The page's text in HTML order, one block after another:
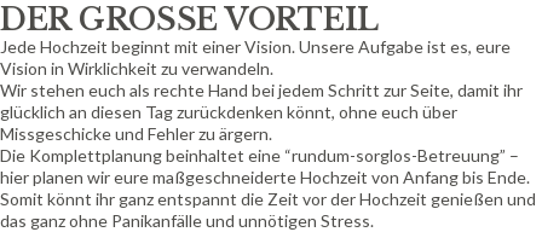
DER GROSSE VORTEIL
Jede Hochzeit beginnt mit einer Vision. Unsere Aufgabe ist es, eure
Vision in Wirklichkeit zu verwandeln.
Wir stehen euch als rechte Hand bei jedem Schritt zur Seite, damit ihr
glücklich an diesen Tag zurückdenken könnt, ohne euch über
Missgeschicke und Fehler zu ärgern.
Die Komplettplanung beinhaltet eine “rundum-sorglos-Betreuung” –
hier planen wir eure maßgeschneiderte Hochzeit von Anfang bis Ende.
Somit könnt ihr ganz entspannt die Zeit vor der Hochzeit genießen und
das ganz ohne Panikanfälle und unnötigen Stress.